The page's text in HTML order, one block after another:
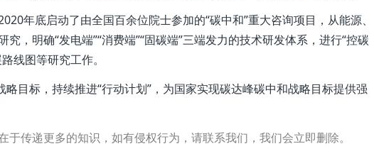
年底启动了由全国百余位院士参加的“碳中和”重大咨询项目，从能源、
，明确“发电端”“消费端”“固碳端”三端发力的技术研发体系，进行“控碳
图等研究工作。
目标，持续推进“行动计划”，为国家实现碳达峰碳中和战略目标提供强
传递更多的知识，如有侵权行为，请联系我们，我们会立即删除。